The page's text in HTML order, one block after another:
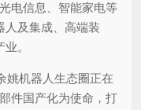
电信息、智能家电等
人及集成、高端装
。
姚机器人生态圈正在
件国产化为使命，打